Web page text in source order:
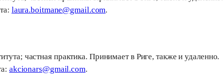
laura.boitmane@gmail.com.
частная практика. Принимает в Риге, также и удаленно.
akcionars@gmail.com.